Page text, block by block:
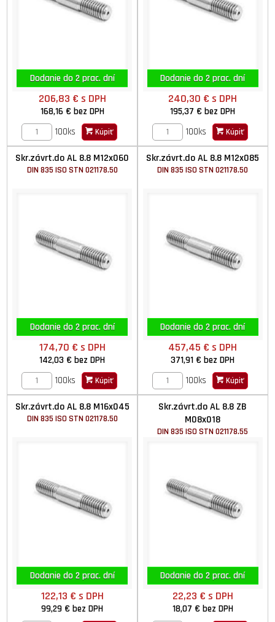
Dodanie do 2 prac. dní
206,83 € s DPH
168,16 € bez DPH
100ks
Kúpiť
Dodanie do 2 prac. dní
240,30 €s DPH
195,37 €bez DPH
100ks
Kúpiť
Skr.závrt.do AL 8.8 M12x060
DIN 835 ISO STN 021178.50
Dodanie do 2 prac. dní
174,70 € s DPH
142,03 €bez DPH
100ks
Kúpiť
Skr.závrt.do AL 8.8 M12x085
DIN 835 ISO STN 021178.50
Dodanie do 2 prac. dní
457,45 €s DPH
371,91 €bez DPH
100ks
Kúpiť
Skr.závrt.do AL 8.8 M16x045
DIN 835 ISO STN 021178.50
Dodanie do 2 prac. dní
122,13 € s DPH
99,29 €bez DPH
Skr.závrt.do AL 8.8 ZB
M08x018
DIN 835 ISO STN 021178.55
Dodanie do 2 prac. dní
22,23 € s DPH
18,07 € bez DPH